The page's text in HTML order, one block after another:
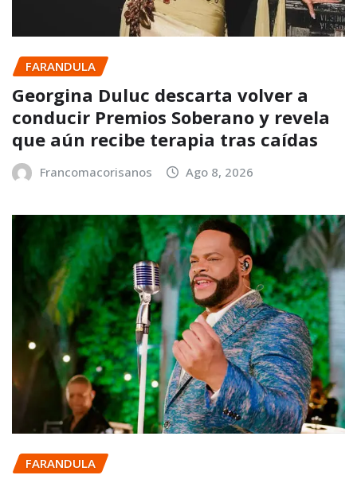
FARANDULA
Georgina Duluc descarta volver a
conducir Premios Soberano y revela
que aún recibe terapia tras caídas
Francomacorisanos Ago 8, 2026
FARANDULA